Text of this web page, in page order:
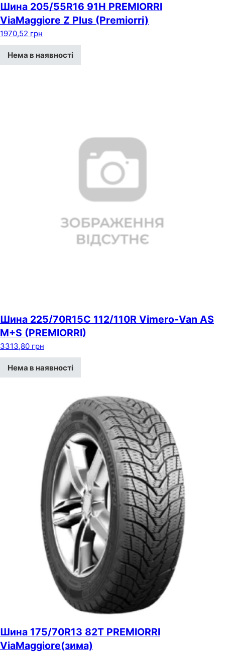
Шина 205/55R16 91H PREMIORRI
ViaMaggiore Z Plus (Premiorri)
1970,52 грн
Нема в наявності
Шина 225/70R15C 112/110R Vimero-Van AS
M+S (PREMIORRI)
3313,80 грн
Нема в наявності
Шина 175/70R13 82T PREMIORRI
ViaMaggiore(зима)